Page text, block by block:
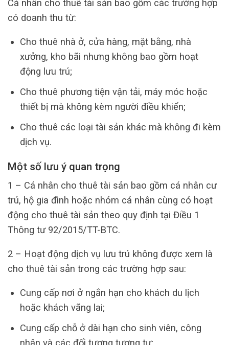
Cá nhân cho thuê tài sản bao gồm các trường hợp
có doanh thu từ:
Cho thuê nhà ở, cửa hàng, mặt bằng, nhà
xưởng, kho bãi nhưng không bao gồm hoạt
động lưu trú;
Cho thuê phương tiện vận tải, máy móc hoặc
thiết bị mà không kèm người điều khiển;
Cho thuê các loại tài sản khác mà không đi kèm
dịch vụ.
Một số lưu ý quan trọng
1 – Cá nhân cho thuê tài sản bao gồm cá nhân cư
trú, hộ gia đình hoặc nhóm cá nhân cùng có hoạt
động cho thuê tài sản theo quy định tại Điều 1
Thông tư 92/2015/TT-BTC.
2 – Hoạt động dịch vụ lưu trú không được xem là
cho thuê tài sản trong các trường hợp sau:
Cung cấp nơi ở ngắn hạn cho khách du lịch
hoặc khách vãng lai;
Cung cấp chỗ ở dài hạn cho sinh viên, công